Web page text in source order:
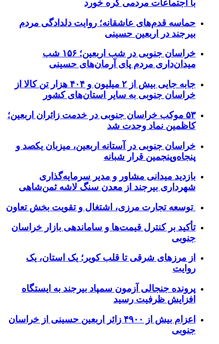
با اجتماعات مردمی گره خورد
حماسه قدم‌های عاشقانه؛ روایت دلدادگی مردم
بیرجند در اربعین حسینی
خراسان جنوبی در شب اربعین؛ ۱۵۶ شب
میدان‌داری مردم پای آرمان‌های حسینی
جابه جایی بیش از ۲ میلیون و ۴۰۴ هزار تن کالا از
خراسان جنوبی به سایر استان‌های کشور
۵۳ موکب خراسان جنوبی در خدمت زائران اربعین؛
کاظمین نماد وحدت شد
خراسان جنوبی در آستانه اربعین، میزبان یکصد و
پنجاه‌وپنجمین قرار شبانه
بازدید میدانی مشاور و مدیر سرمایه‌گذاری
شهرداری بیرجند از معدن سنگ لاشه ثمن‌شاهی
توسعه تجارت مرزی، اشتغال و تقویت بخش تعاون
تأکید بر کنترل قیمت‌ها و ساماندهی بازار خراسان
جنوبی
از مرزهای شرقی تا قلب کویر؛ یک استان، یک
روایت
پرونده جنجالی آزمون سمپاد بیرجند به ایستگاه
افزایش ظرفیت رسید
اعزام بیش از ۴۹۰۰ زائر اربعین حسینی از خراسان
جنوبی